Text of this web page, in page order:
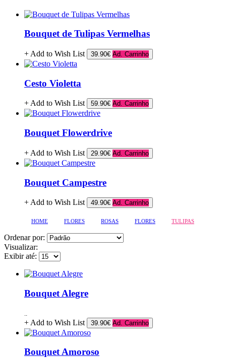
Bouquet de Tulipas Vermelhas
+ Add to Wish List 39.90€ Ad. Carrinho
Cesto Violetta
+ Add to Wish List 59.90€ Ad. Carrinho
Bouquet Flowerdrive
+ Add to Wish List 29.90€ Ad. Carrinho
Bouquet Campestre
+ Add to Wish List 49.90€ Ad. Carrinho
HOME FLORES ROSAS FLORES TULIPAS
Ordenar por:
Visualizar:
Exibir até:
Bouquet Alegre
+ Add to Wish List 39.90€ Ad. Carrinho
Bouquet Amoroso